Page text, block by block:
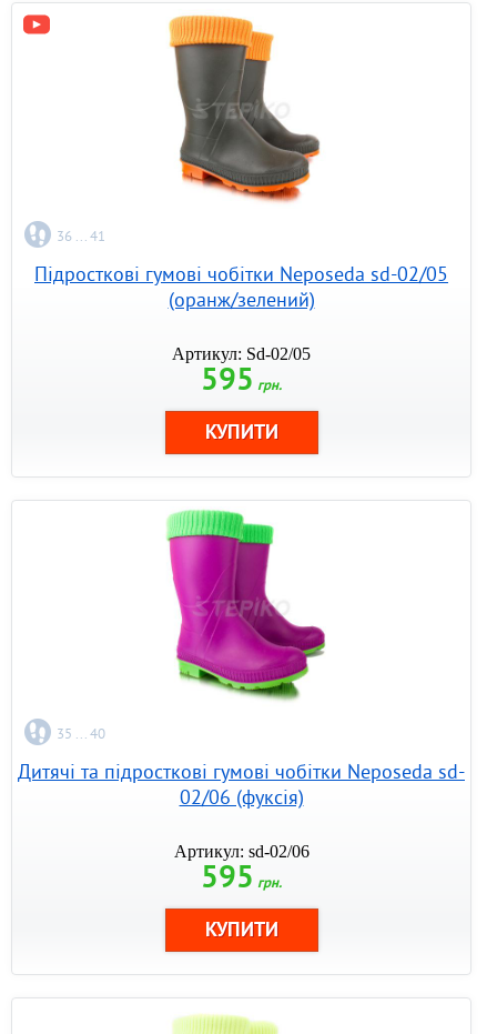
36 ... 41
Підросткові гумові чобітки Neposeda sd-02/05
(оранж/зелений)
Артикул: Sd-02/05
595 грн.
35 ... 40
Дитячі та підросткові гумові чобітки Neposeda sd-
02/06 (фуксія)
Артикул: sd-02/06
595 грн.